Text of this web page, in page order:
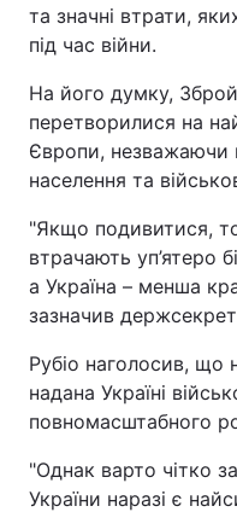
та значні втрати,
під час війни.
На його думку,
перетворилися на
Європи, незважаючи
населення та
"Якщо подивитися,
втрачають уп’ятеро
а Україна – менша
зазначив
Рубіо наголосив, що
надана Україні
повномасштабного
"Однак варто чітко
України наразі є